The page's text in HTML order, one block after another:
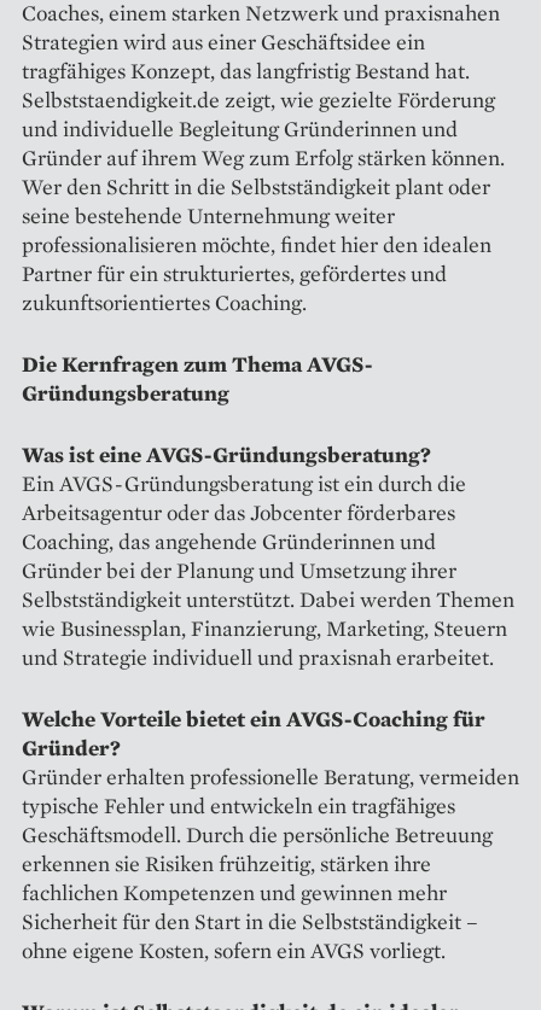
Coaches, einem starken Netzwerk und praxisnahen
Strategien wird aus einer Geschäftsidee ein
tragfähiges Konzept, das langfristig Bestand hat.
Selbststaendigkeit.de zeigt, wie gezielte Förderung
und individuelle Begleitung Gründerinnen und
Gründer auf ihrem Weg zum Erfolg stärken können.
Wer den Schritt in die Selbstständigkeit plant oder
seine bestehende Unternehmung weiter
professionalisieren möchte, findet hier den idealen
Partner für ein strukturiertes, gefördertes und
zukunftsorientiertes Coaching.
Die Kernfragen zum Thema AVGS-
Gründungsberatung
Was ist eine AVGS-Gründungsberatung?
Ein AVGS-Gründungsberatung ist ein durch die
Arbeitsagentur oder das Jobcenter förderbares
Coaching, das angehende Gründerinnen und
Gründer bei der Planung und Umsetzung ihrer
Selbstständigkeit unterstützt. Dabei werden Themen
wie Businessplan, Finanzierung, Marketing, Steuern
und Strategie individuell und praxisnah erarbeitet.
Welche Vorteile bietet ein AVGS-Coaching für
Gründer?
Gründer erhalten professionelle Beratung, vermeiden
typische Fehler und entwickeln ein tragfähiges
Geschäftsmodell. Durch die persönliche Betreuung
erkennen sie Risiken frühzeitig, stärken ihre
fachlichen Kompetenzen und gewinnen mehr
Sicherheit für den Start in die Selbstständigkeit –
ohne eigene Kosten, sofern ein AVGS vorliegt.